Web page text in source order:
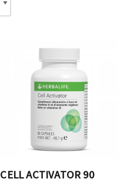
CELL ACTIVATOR 90